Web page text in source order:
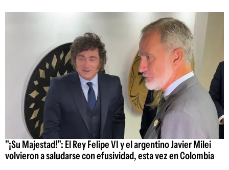
"¡Su Majestad!": El Rey Felipe VI y el argentino Javier Milei
volvieron a saludarse con efusividad, esta vez en Colombia